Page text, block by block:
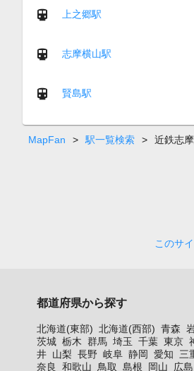
上之郷駅
志摩横山駅
賢島駅
MapFan > 駅一覧検索 > 近鉄志
このサ
都道府県から探す
北海道(東部) 北海道(西部) 青森
茨城 栃木 群馬 埼玉 千葉 東京
井 山梨 長野 岐阜 静岡 愛知 三
奈良
和歌山 鳥取 島根 岡山 広島